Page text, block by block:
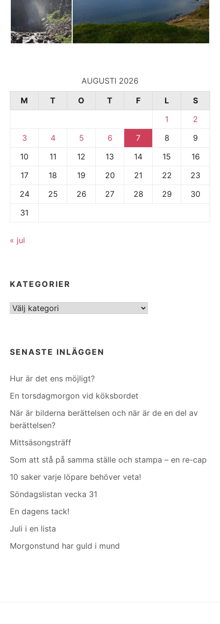
AUGUSTI 2026
M
T O T F L
S
1
2
3
4 5 6 7 8
9
10
11 12 13 14 15
16
17
18 19 20 21 22
23
24
25 26 27 28 29
30
31
« jul
KATEGORIER
Kategorier
SENASTE INLÄGGEN
Hur är det ens möjligt?
En torsdagmorgon vid köksbordet
När är bilderna berättelsen och när är de en del av
berättelsen?
Mittsäsongsträff
Som att stå på samma ställe och stampa – en re-cap
10 saker varje löpare behöver veta!
Söndagslistan vecka 31
En dagens tack!
Juli i en lista
Morgonstund har guld i mund